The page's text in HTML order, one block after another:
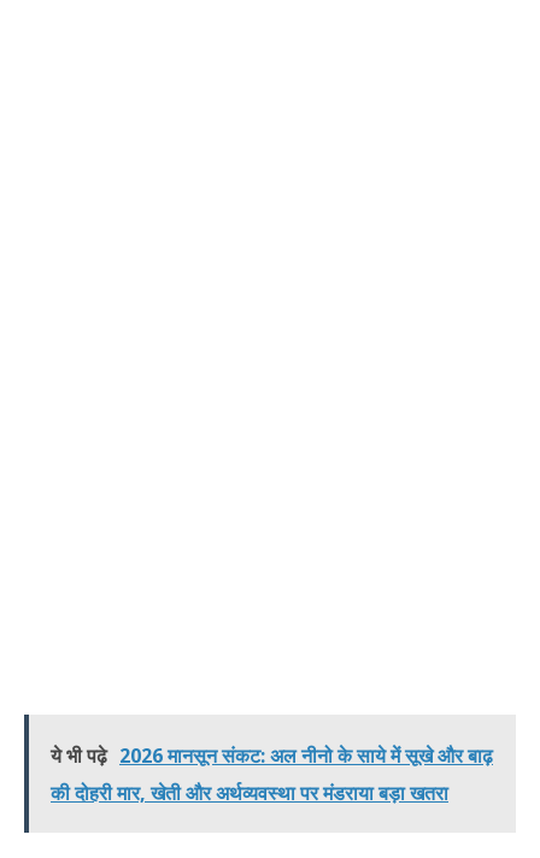
ये भी पढ़े 2026 मानसून संकट: अल नीनो के साये में सूखे और बाढ़
की दोहरी मार, खेती और अर्थव्यवस्था पर मंडराया बड़ा खतरा